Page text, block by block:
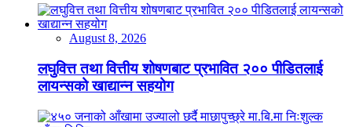
August 8, 2026
लघुवित्त तथा वित्तीय शोषणबाट प्रभावित २०० पीडितलाई
लायन्सको खाद्यान्न सहयोग